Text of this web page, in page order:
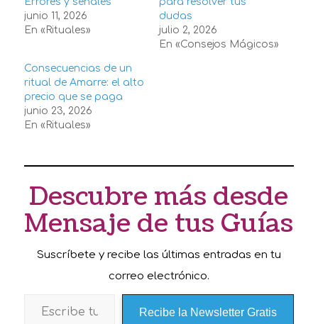
junio 11, 2026
En «Rituales»
dudas
julio 2, 2026
En «Consejos Mágicos»
Consecuencias de un
ritual de Amarre: el alto
precio que se paga
junio 23, 2026
En «Rituales»
Descubre más desde
Mensaje de tus Guías
Suscríbete y recibe las últimas entradas en tu
correo electrónico.
Recibe la Newsletter Gratis